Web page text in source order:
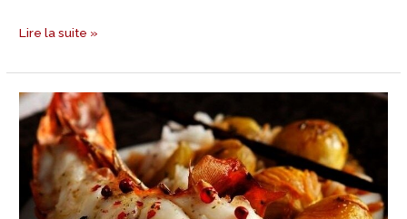
Lire la suite »
Jour
8
Calendrier
de
l’Avent
–